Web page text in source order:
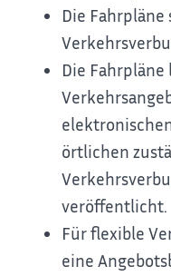
Die
Die
örtlichen
veröffentlicht.
Für flexible
eine